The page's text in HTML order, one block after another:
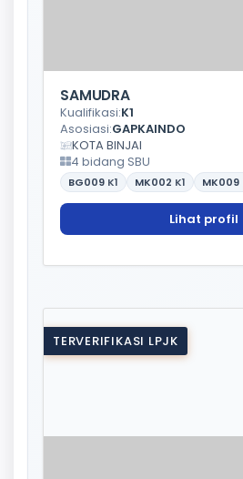
SAMUDRA
Kualifikasi:K1
Asosiasi:GAPKAINDO
KOTA BINJAI
4 bidang SBU
BG009 K1 MK002 K1 MK009
Lihat profil
TERVERIFIKASI LPJK